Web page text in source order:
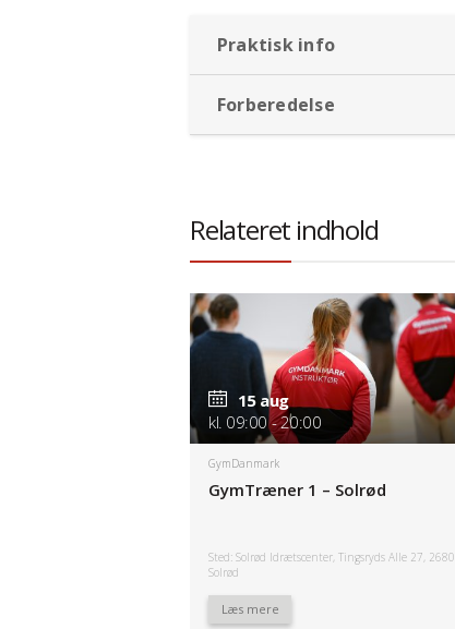
Praktisk info
Forberedelse
Relateret indhold
15 aug
kl. 09:00 - 20:00
GymDanmark
GymTræner 1 – Solrød
Sted: Solrød Idrætscenter, Tingsryds Alle 27, 2680
Solrød
Læs mere